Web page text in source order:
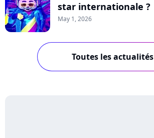
star internationale ?
May 1, 2026
Toutes les actualités